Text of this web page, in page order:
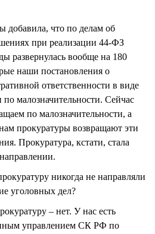
что по делам об
при реализации 44-ФЗ
развернулась вообще на 180
наши постановления о
ответственности в виде
малозначительности. Сейчас
по малозначительности, а
прокуратуры возвращают эти
Прокуратура, кстати, стала
никогда не направляли
уголовных дел?
– нет. У нас есть
управлением СК РФ по